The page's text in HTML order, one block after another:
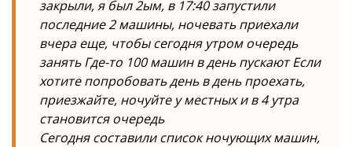
закрыли, я был 2ым, в 17:40 запустили
последние 2 машины, ночевать приехали
вчера еще, чтобы сегодня утром очередь
занять Где-то 100 машин в день пускают Если
хотите попробовать день в день проехать,
приезжайте, ночуйте у местных и в 4 утра
становится очередь
Сегодня составили список ночующих машин,